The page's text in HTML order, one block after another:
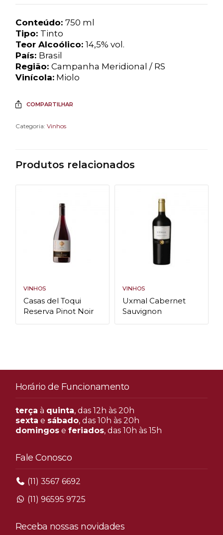
Conteúdo: 750 ml
Tipo: Tinto
Teor Alcoólico: 14,5% vol.
País: Brasil
Região: Campanha Meridional / RS
Vinícola:Miolo
COMPARTILHAR
Categoria: Vinhos
Produtos relacionados
VINHOS
Casas del Toqui
Reserva Pinot Noir
VINHOS
Uxmal Cabernet
Sauvignon
Horário de Funcionamento
terça à quinta, das 12h às 20h
sexta e sábado, das 10h às 20h
domingose feriados, das 10h às 15h
Fale Conosco
(11) 3567 6692
(11) 96595 9725
Receba nossas novidades